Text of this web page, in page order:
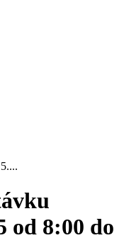
od 8:00 do